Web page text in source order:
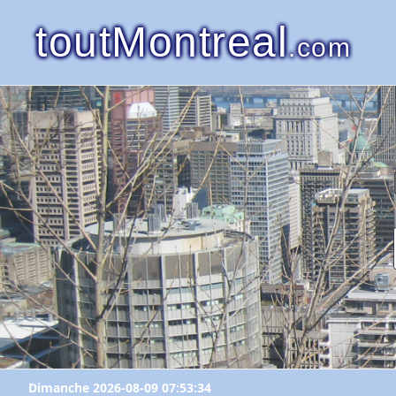
toutMontreal.com
Dimanche 2026-08-09 07:53:34